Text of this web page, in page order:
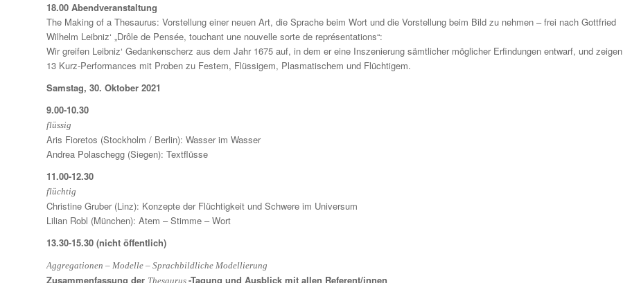
18.00 Abendveranstaltung
The Making of a Thesaurus: Vorstellung einer neuen Art, die Sprache beim Wort und die Vorstellung beim Bild zu nehmen – frei nach Gottfried
Wilhelm Leibniz‘ „Drôle de Pensée, touchant une nouvelle sorte de représentations“:
Wir greifen Leibniz‘ Gedankenscherz aus dem Jahr 1675 auf, in dem er eine Inszenierung sämtlicher möglicher Erfindungen entwarf, und zeigen
13 Kurz-Performances mit Proben zu Festem, Flüssigem, Plasmatischem und Flüchtigem.
Samstag, 30. Oktober 2021
9.00-10.30
flüssig
Aris Fioretos (Stockholm / Berlin): Wasser im Wasser
Andrea Polaschegg (Siegen): Textflüsse
11.00-12.30
flüchtig
Christine Gruber (Linz): Konzepte der Flüchtigkeit und Schwere im Universum
Lilian Robl (München): Atem – Stimme – Wort
13.30-15.30 (nicht öffentlich)
Aggregationen – Modelle – Sprachbildliche Modellierung
Zusammenfassung der Thesaurus -Tagung und Ausblick mit allen Referent/innen